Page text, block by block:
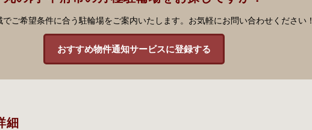
でご希望条件に合う駐輪場をご案内いたします。お気軽にお問い合わせください！
おすすめ物件通知サービスに登録する
細